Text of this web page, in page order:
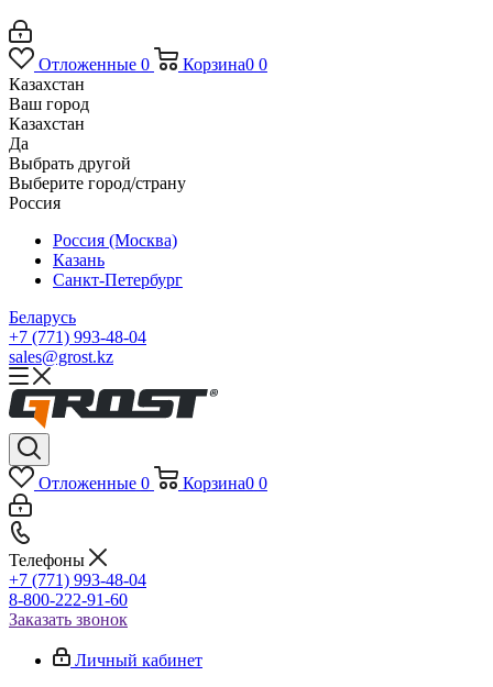
Отложенные 0 Корзина0 0
Казахстан
Ваш город
Казахстан
Да
Выбрать другой
Выберите город/страну
Россия
Россия (Москва)
Казань
Санкт-Петербург
Беларусь
+7 (771) 993-48-04
sales@grost.kz
Отложенные 0 Корзина0 0
Телефоны
+7 (771) 993-48-04
8-800-222-91-60
Заказать звонок
Личный кабинет